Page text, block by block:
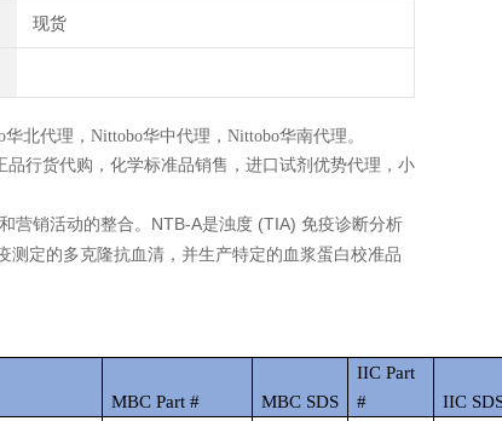
现货
华北代理， Nittobo华中代理， Nittobo华南代理。
品行货代购，化学标准品销售，进口试剂优势代理，小
营销活动的整合。 NTB-A是浊度 (TIA) 免疫诊断分析
测定的多克隆抗血清，并生产特定的血浆蛋白校准品
MBC Part # MBC SDS
IIC Part
#
IIC